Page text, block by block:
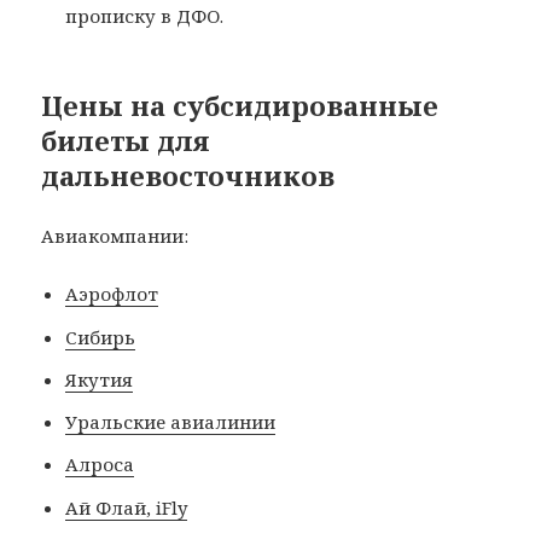
прописку в ДФО.
Цены на субсидированные
билеты для
дальневосточников
Авиакомпании:
Аэрофлот
Сибирь
Якутия
Уральские авиалинии
Алроса
Ай Флай, iFly